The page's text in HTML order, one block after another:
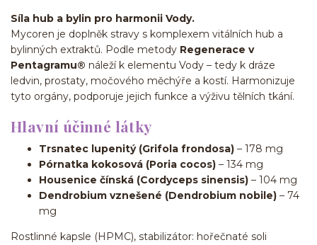
Síla hub a bylin pro harmonii Vody.
Mycoren je doplněk stravy s komplexem vitálních hub a
bylinných extraktů. Podle metody Regenerace v
Pentagramu® náleží k elementu Vody – tedy k dráze
ledvin, prostaty, močového měchýře a kostí. Harmonizuje
tyto orgány, podporuje jejich funkce a výživu tělních tkání.
Hlavní účinné látky
Trsnatec lupenitý (Grifola frondosa) – 178 mg
Pórnatka kokosová (Poria cocos) – 134 mg
Housenice čínská (Cordyceps sinensis) – 104 mg
Dendrobium vznešené (Dendrobium nobile) – 74
mg
Rostlinné kapsle (HPMC), stabilizátor: hořečnaté soli